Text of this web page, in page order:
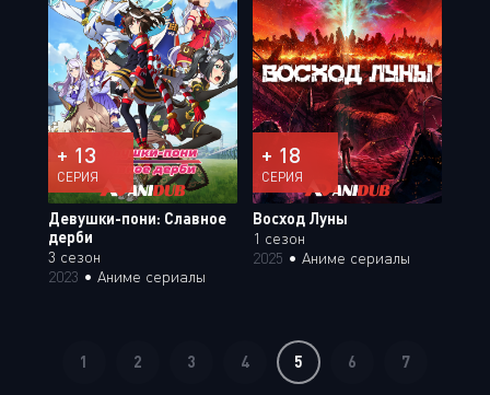
+ 13
СЕРИЯ
Девушки-пони: Славное
дерби
3 сезон
2023 • Аниме сериалы
+ 18
СЕРИЯ
Восход Луны
1 сезон
2025 • Аниме сериалы
1 2 3 4 5 6 7